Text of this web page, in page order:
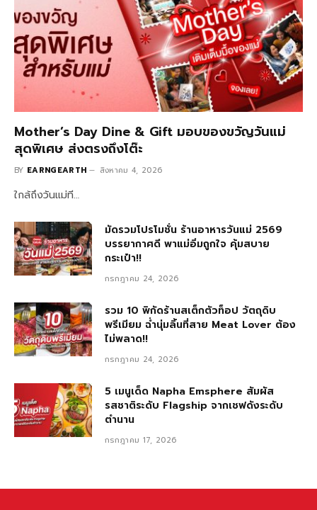
Mother’s Day Dine & Gift มอบของขวัญวันแม่
สุดพิเศษ ส่งตรงถึงโต๊ะ
BY EARNGEARTH สิงหาคม 4, 2026
ใกล้ถึงวันแม่ที…
มัดรวมโปรโมชั่น ร้านอาหารวันแม่ 2569
บรรยากาศดี พาแม่อิ่มถูกใจ คุ้มสบาย
กระเป๋า!!
กรกฎาคม 24, 2026
รวม 10 พิกัดร้านสเต็กตัวท็อป วัตถุดิบ
พรีเมียม ฉ่ำนุ่มลิ้นที่สาย Meat Lover ต้อง
ไม่พลาด!!
กรกฎาคม 24, 2026
5 เมนูเด็ด Napha Emsphere สัมผัส
รสชาติระดับ Flagship จากเชฟดังระดับ
ตำนาน
กรกฎาคม 17, 2026